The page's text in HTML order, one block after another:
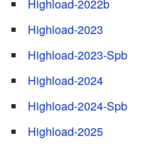
Highload-2022b
Highload-2023
Highload-2023-Spb
Highload-2024
Highload-2024-Spb
Highload-2025